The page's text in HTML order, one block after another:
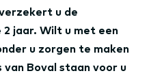
u de
jaar. Wilt u met een
u zorgen te maken
van Boval staan voor u